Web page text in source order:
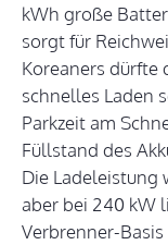
kWh große
sorgt für
Koreaners dürfte
schnelles Laden
Parkzeit am
Füllstand des
Die Ladeleistung
aber bei 240 kW
Verbrenner-